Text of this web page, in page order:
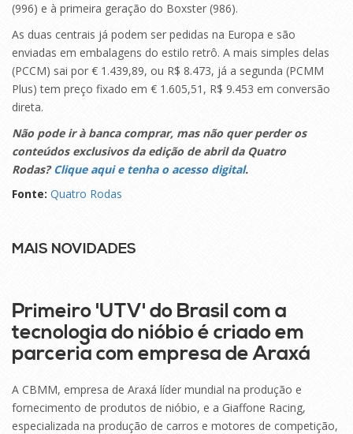
(996) e à primeira geração do Boxster (986).
As duas centrais já podem ser pedidas na Europa e são
enviadas em embalagens do estilo retrô. A mais simples delas
(PCCM) sai por € 1.439,89, ou R$ 8.473, já a segunda (PCMM
Plus) tem preço fixado em € 1.605,51, R$ 9.453 em conversão
direta.
Não pode ir à banca comprar, mas não quer perder os
conteúdos exclusivos da edição de abril da Quatro
Rodas?Clique aqui e tenha o acesso digital.
Fonte: Quatro Rodas
MAIS NOVIDADES
Primeiro 'UTV' do Brasil com a
tecnologia do nióbio é criado em
parceria com empresa de Araxá
A CBMM, empresa de Araxá líder mundial na produção e
fornecimento de produtos de nióbio, e a Giaffone Racing,
especializada na produção de carros e motores de competição,